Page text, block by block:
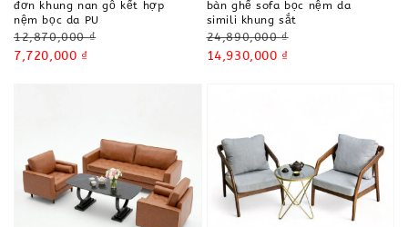
đơn khung nan gỗ kết hợp
nệm bọc da PU
Regular
price
12,870,000 ₫
Sale
7,720,000 ₫
bàn ghế sofa bọc nệm da
simili khung sắt
Regular
price
24,890,000 ₫
Sale
14,930,000 ₫